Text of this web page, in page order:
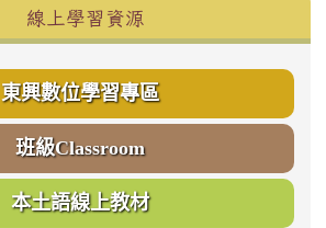
線上學習資源
東興數位學習專區
班級Classroom
本土語線上教材